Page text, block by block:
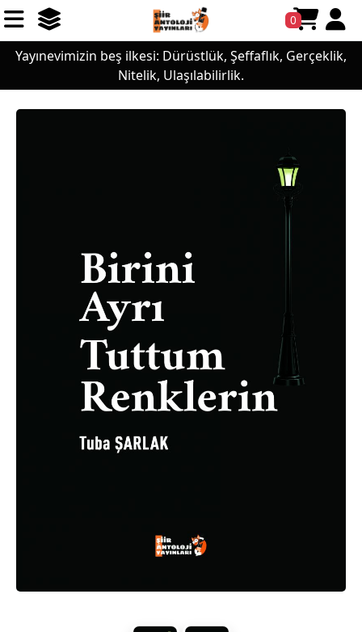
0
Yayınevimizin beş ilkesi: Dürüstlük, Şeffaflık, Gerçeklik,
Nitelik, Ulaşılabilirlik.